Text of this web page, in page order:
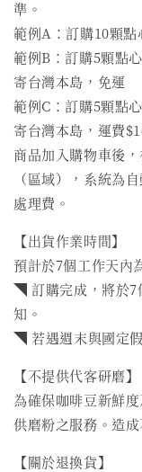
準。
範例A：訂購10顆點
範例B：訂購5顆點
寄台灣本島，免運
範例C：訂購5顆點
寄台灣本島，運費
商品加入購物車後
（區域），系統為
處理費。
【出貨作業時間】
預計於7個工作天內
◥ 訂購完成，將於7
知。
◥ 若遇週末與國定
【不提供代客研磨】
為確保咖啡豆新鮮
供磨粉之服務。造
【關於退換貨】